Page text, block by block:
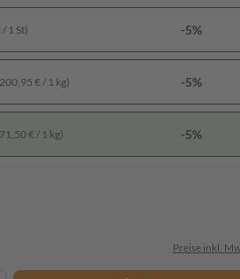
1 St) -5%
€ / 1 kg) -5%
€ / 1 kg) -5%
Preise inkl.